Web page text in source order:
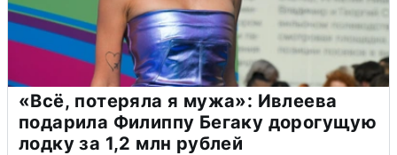
«Всё, потеряла я мужа»: Ивлеева
подарила Филиппу Бегаку дорогущую
лодку за 1,2 млн рублей